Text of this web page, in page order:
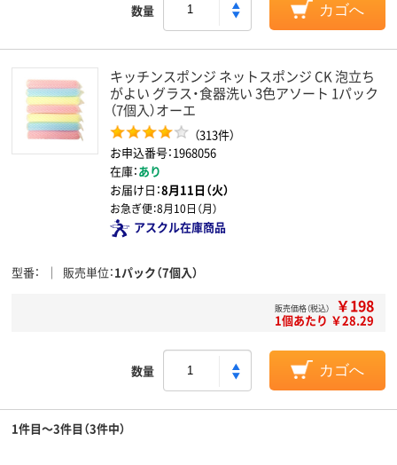
数量 カゴへ
キッチンスポンジ ネットスポンジ CK 泡立ち
がよい グラス・食器洗い 3色アソート 1パック
（7個入）オーエ
（313件）
お申込番号：1968056
在庫：あり
お届け日：8月11日（火）
お急ぎ便：8月10日（月）
アスクル在庫商品
型番 販売単位 1パック（7個入）
販売価格（税込） ￥198
1個あたり ￥28.29
数量 カゴへ
1件目～3件目（3件中）